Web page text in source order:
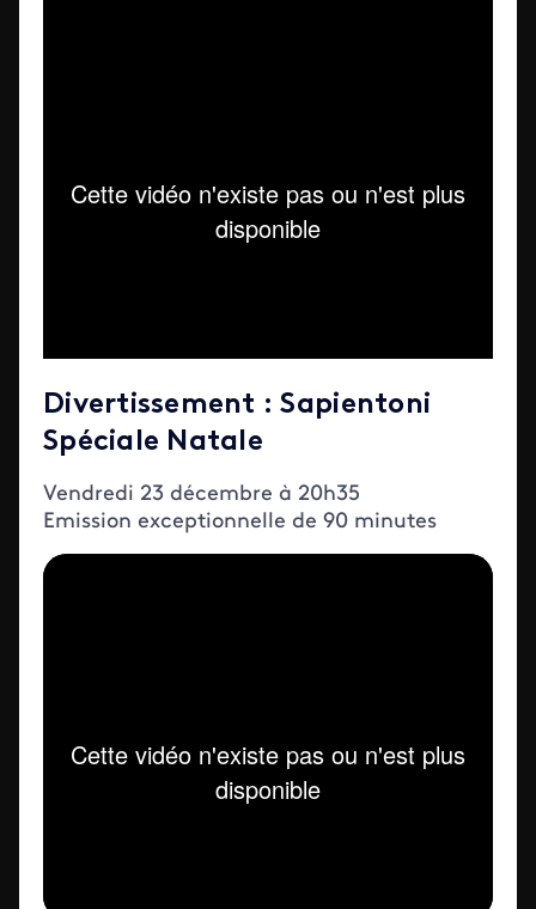
Divertissement : Sapientoni
Spéciale Natale
Vendredi 23 décembre à 20h35
Emission exceptionnelle de 90 minutes
Iframe